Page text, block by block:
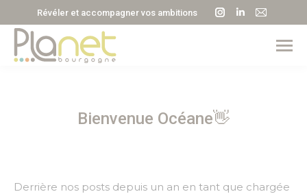
Révéler et accompagner vos ambitions
La
page
Instagram
nouvelle
La
page
LinkedIn
La
page
E-
Bienvenue Océane👋
Derrière nos posts depuis un an en tant que chargée